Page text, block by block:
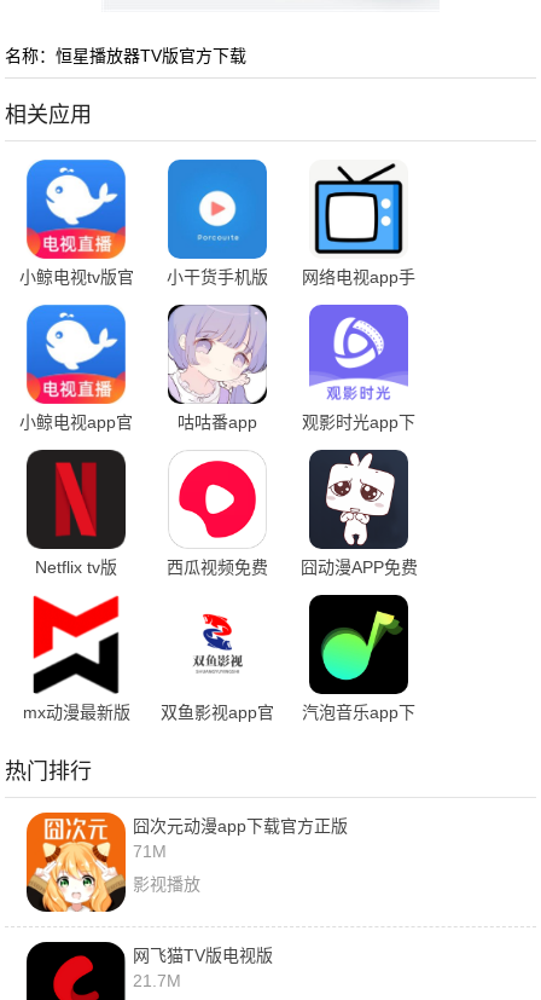
名称：恒星播放器TV版官方下载
相关应用
小鲸电视tv版官
网下载安装
小干货手机版
网络电视app手
机版
小鲸电视app官
方版
咕咕番app
观影时光app下
载官网最新版
Netflix tv版 西瓜视频免费
囧动漫APP免费
版
mx动漫最新版
双鱼影视app官
汽泡音乐app下
热门排行
囧次元动漫app下载官方正版
71M
影视播放
网飞猫TV版电视版
21.7M